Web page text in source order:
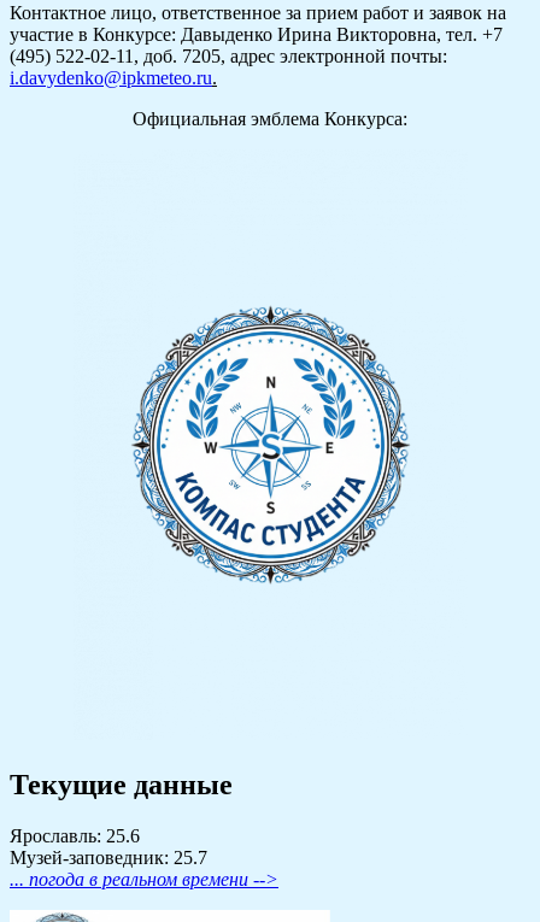
Контактное лицо, ответственное за прием работ и заявок на
участие в Конкурсе: Давыденко Ирина Викторовна, тел. +7
(495) 522-02-11, доб. 7205, адрес электронной почты:
i.davydenko@ipkmeteo.ru.
Официальная эмблема Конкурса:
Текущие данные
Ярославль: 25.6
Музей-заповедник: 25.7
... погода в реальном времени -->